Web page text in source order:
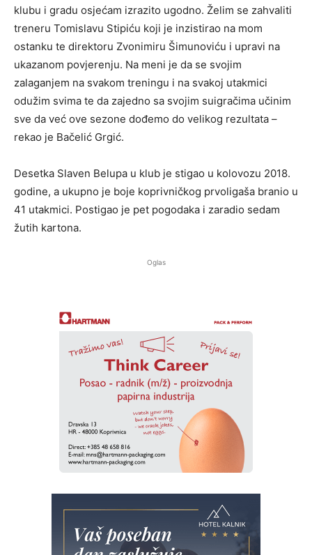
klubu i gradu osjećam izrazito ugodno. Želim se zahvaliti
treneru Tomislavu Stipiću koji je inzistirao na mom
ostanku te direktoru Zvonimiru Šimunoviću i upravi na
ukazanom povjerenju. Na meni je da se svojim
zalaganjem na svakom treningu i na svakoj utakmici
odužim svima te da zajedno sa svojim suigračima učinim
sve da već ove sezone dođemo do velikog rezultata –
rekao je Bačelić Grgić.
Desetka Slaven Belupa u klub je stigao u kolovozu 2018.
godine, a ukupno je boje koprivničkog prvoligaša branio u
41 utakmici. Postigao je pet pogodaka i zaradio sedam
žutih kartona.
Oglas